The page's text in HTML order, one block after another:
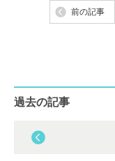
前の記事
過去の記事